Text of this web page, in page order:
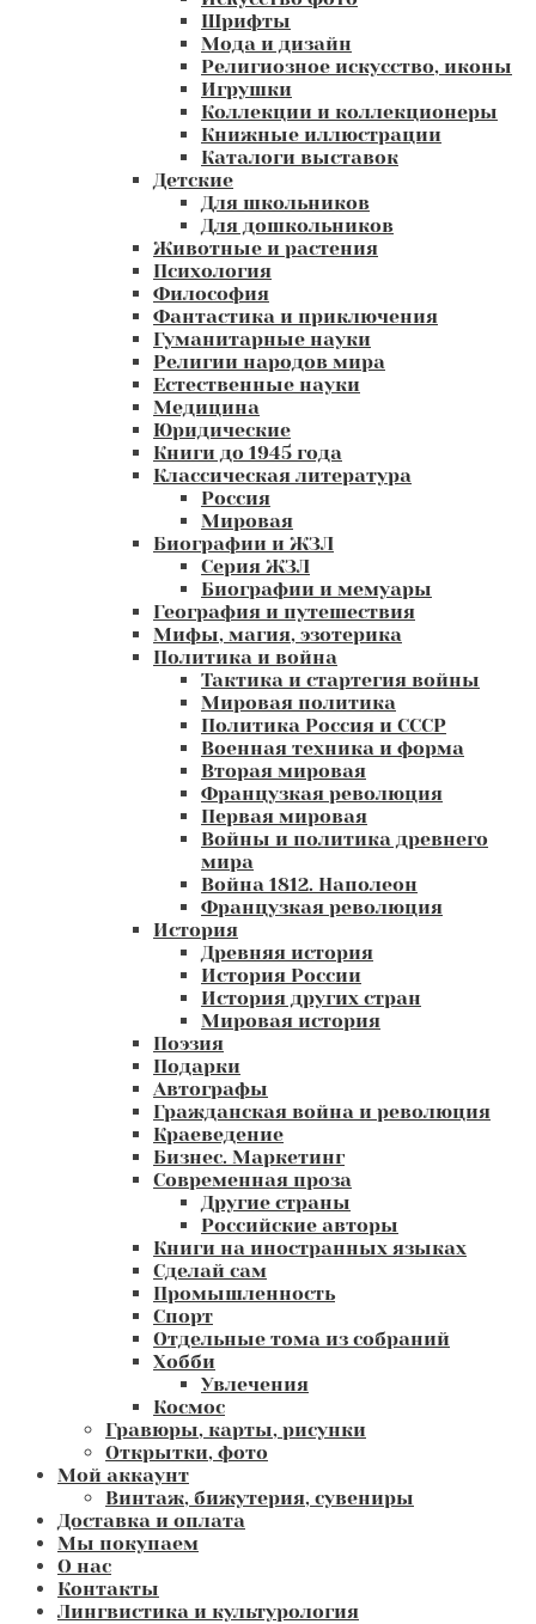
Шрифты
Мода и дизайн
Религиозное искусство, иконы
Игрушки
Коллекции и коллекционеры
Книжные иллюстрации
Каталоги выставок
Детские
Для школьников
Для дошкольников
Животные и растения
Психология
Философия
Фантастика и приключения
Гуманитарные науки
Религии народов мира
Естественные науки
Медицина
Юридические
Книги до 1945 года
Классическая литература
Россия
Мировая
Биографии и ЖЗЛ
Серия ЖЗЛ
Биографии и мемуары
География и путешествия
Мифы, магия, эзотерика
Политика и война
Тактика и стартегия войны
Мировая политика
Политика Россия и СССР
Военная техника и форма
Вторая мировая
Французкая революция
Первая мировая
Войны и политика древнего
мира
Война 1812. Наполеон
Французкая революция
История
Древняя история
История России
История других стран
Мировая история
Поэзия
Подарки
Автографы
Гражданская война и революция
Краеведение
Бизнес. Маркетинг
Современная проза
Другие страны
Российские авторы
Книги на иностранных языках
Сделай сам
Промышленность
Спорт
Отдельные тома из собраний
Хобби
Увлечения
Космос
Гравюры, карты, рисунки
Открытки, фото
Мой аккаунт
Винтаж, бижутерия, сувениры
Доставка и оплата
Мы покупаем
О нас
Контакты
Лингвистика и культурология